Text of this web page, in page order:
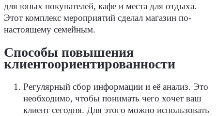
для юных покупателей, кафе и места для отдыха.
Этот комплекс мероприятий сделал магазин по-
настоящему семейным.
Способы повышения
клиентоориентированности
Регулярный сбор информации и её анализ. Это
необходимо, чтобы понимать чего хочет ваш
клиент сегодня. Для этого можно использовать